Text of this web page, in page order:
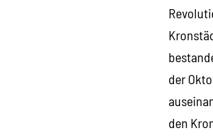
der
den